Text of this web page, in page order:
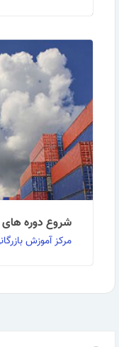
روابط عمومی
تِرمز (به انگلیسی: Incoterms) یک کلمه مرکب …
ادامه مطلب
شروع دوره
مرکز آموزش